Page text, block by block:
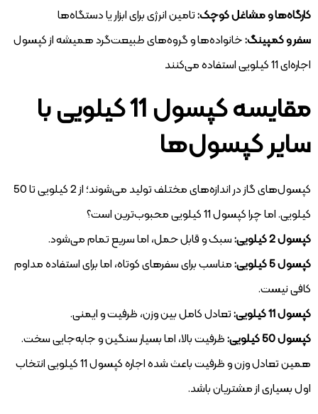
کارگاه‌ها و مشاغل کوچک:تامین انرژی برای ابزار یا دستگاه‌ها
سفر و کمپینگ:خانواده‌ها و گروه‌های طبیعت‌گرد همیشه از کپسول
اجاره‌ای 11 کیلویی استفاده می‌کنند
مقایسه کپسول 11 کیلویی با
سایر کپسول‌ها
کپسول‌های گاز در اندازه‌های مختلف تولید می‌شوند؛ از 2 کیلویی تا 50
کیلویی. اما چرا کپسول 11 کیلویی محبوب‌ترین است؟
کپسول 2 کیلویی:
سبک و قابل حمل، اما سریع تمام می‌شود.
کپسول 5 کیلویی:
مناسب برای سفرهای کوتاه، اما برای استفاده مداوم
کافی نیست.
کپسول 11 کیلویی:
تعادل کامل بین وزن، ظرفیت و ایمنی.
کپسول 50 کیلویی:
ظرفیت بالا، اما بسیار سنگین و جابه‌جایی سخت.
همین تعادل وزن و ظرفیت باعث شده اجاره کپسول 11 کیلویی انتخاب
اول بسیاری از مشتریان باشد.